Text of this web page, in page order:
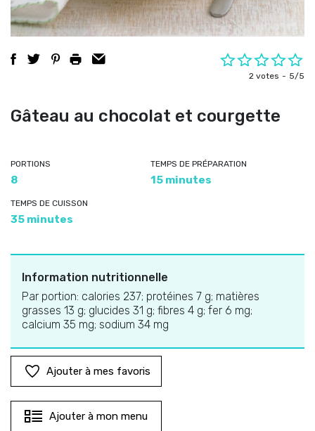
2 votes 5/5
Gâteau au chocolat et courgette
PORTIONS
8
TEMPS DE PRÉPARATION
15 minutes
TEMPS DE CUISSON
35 minutes
Information nutritionnelle
Par portion: calories 237; protéines 7 g; matières
grasses 13 g; glucides 31 g; fibres 4 g; fer 6 mg;
calcium 35 mg; sodium 34 mg
Ajouter à mes favoris
Ajouter à mon menu